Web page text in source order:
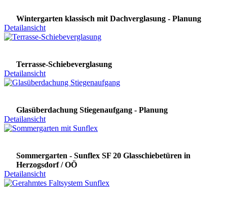
Wintergarten klassisch mit Dachverglasung - Planung
Detailansicht
Terrasse-Schiebeverglasung
Detailansicht
Glasüberdachung Stiegenaufgang - Planung
Detailansicht
Sommergarten - Sunflex SF 20 Glasschiebetüren in
Herzogsdorf / OÖ
Detailansicht